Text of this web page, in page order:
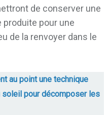
de conserver une
produite pour une
de la renvoyer dans le
au point une technique
soleil pour décomposer les